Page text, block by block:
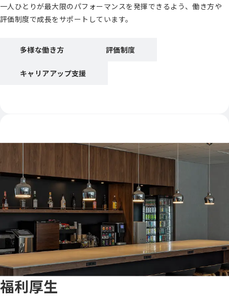
一人ひとりが最大限のパフォーマンスを発揮できるよう、働き方や
評価制度で成長をサポートしています。
多様な働き方 評価制度
キャリアアップ支援
福利厚生